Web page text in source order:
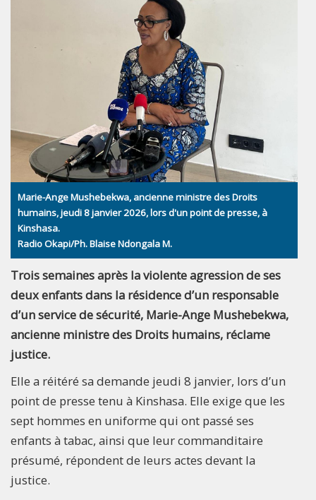
Marie-Ange Mushebekwa, ancienne ministre des Droits
humains, jeudi 8 janvier 2026, lors d'un point de presse, à
Kinshasa.
Radio Okapi/Ph. Blaise Ndongala M.
Trois semaines après la violente agression de ses
deux enfants dans la résidence d’un responsable
d’un service de sécurité, Marie-Ange Mushebekwa,
ancienne ministre des Droits humains, réclame
justice.
Elle a réitéré sa demande jeudi 8 janvier, lors d’un
point de presse tenu à Kinshasa. Elle exige que les
sept hommes en uniforme qui ont passé ses
enfants à tabac, ainsi que leur commanditaire
présumé, répondent de leurs actes devant la
justice.